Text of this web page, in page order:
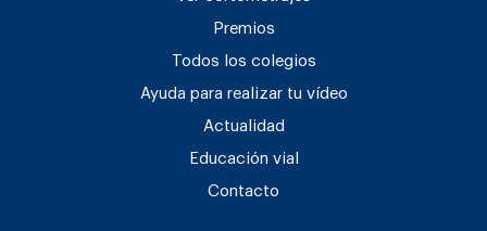
Premios
Todos los colegios
Ayuda para realizar tu vídeo
Actualidad
Educación vial
Contacto